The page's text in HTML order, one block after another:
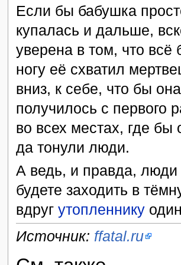
Если бы бабушка
купалась и дальше,
уверена в том, что всё
ногу её схватил
вниз, к себе, что бы
получилось с первого
во всех местах, где бы
да тонули люди.
А ведь, и правда, люди
будете заходить в
вдруг утопленнику
Источник: ffatal.ru